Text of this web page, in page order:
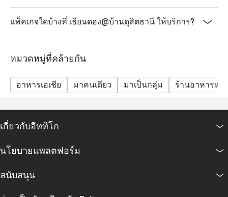
แพ็คเกจใดบ้างที่ เธียนดอง@บ้านดุสิตธานี ให้บริการ?
หมวดหมู่ที่คล้ายกัน
อาหารเอเชีย มาคนเดียว มาเป็นกลุ่ม ร้านอาหารหรู
เกี่ยวกับอีททิโก
นโยบายแพลตฟอร์ม
สนับสนุน